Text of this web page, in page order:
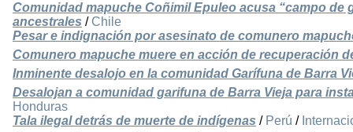
Comunidad mapuche Coñimil Epuleo acusa “campo de
ancestrales / Chile
Pesar e indignación por asesinato de comunero
Comunero mapuche muere en acción de recuperación
Inminente desalojo en la comunidad Garífuna de Barra
Desalojan a comunidad garifuna de Barra Vieja para
Honduras
Tala ilegal detrás de muerte de indígenas / Perú /